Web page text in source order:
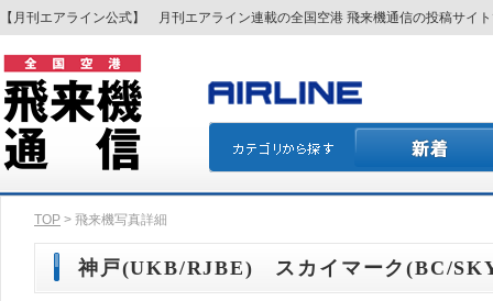
【月刊エアライン公式】 月刊エアライン連載の全国空港 飛来機通信の投稿サイ
TOP > 飛来機写真詳細
神戸(UKB/RJBE) スカイマーク(BC/